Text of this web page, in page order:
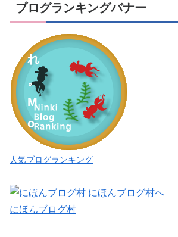
れ
れ
。
M
o
i
M
o
ブログランキングバナー
人気ブログランキング
にほんブログ村